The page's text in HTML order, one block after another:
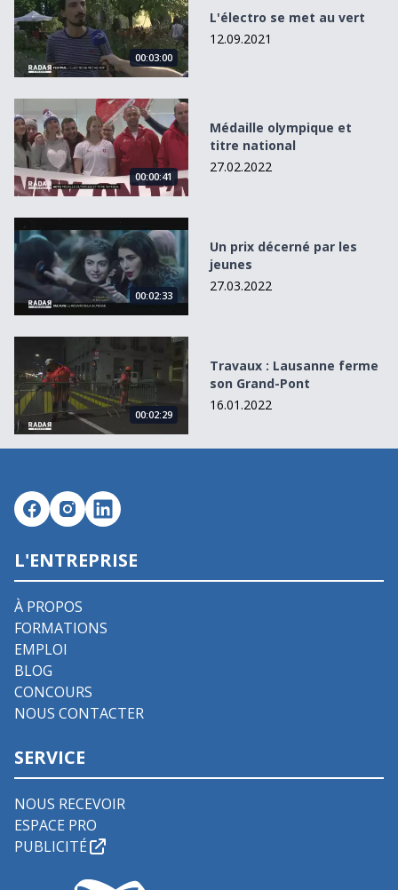
00:03:00
L'électro se met au vert
12.09.2021
Médaille olympique et titre national
00:00:41
Médaille olympique et
titre national
27.02.2022
Un prix décerné par les jeunes
00:02:33
Un prix décerné par les
jeunes
27.03.2022
Travaux : Lausanne ferme son Grand-Pont
00:02:29
Travaux : Lausanne ferme
son Grand-Pont
16.01.2022
L'ENTREPRISE
À PROPOS
FORMATIONS
EMPLOI
BLOG
CONCOURS
NOUS CONTACTER
SERVICE
NOUS RECEVOIR
ESPACE PRO
PUBLICITÉ